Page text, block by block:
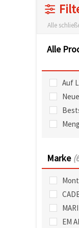
Datenschutzerklärung
akzeptieren
Alle
Alle
Auf
Marke
EM